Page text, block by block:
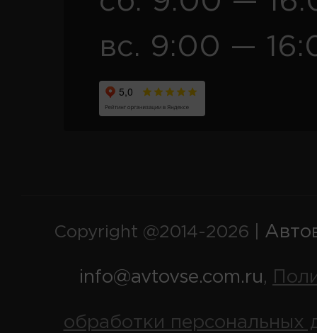
вс. 9:00 —
Copyright @2014-2026 |
info@avtovse.com.ru,
обработки персональных